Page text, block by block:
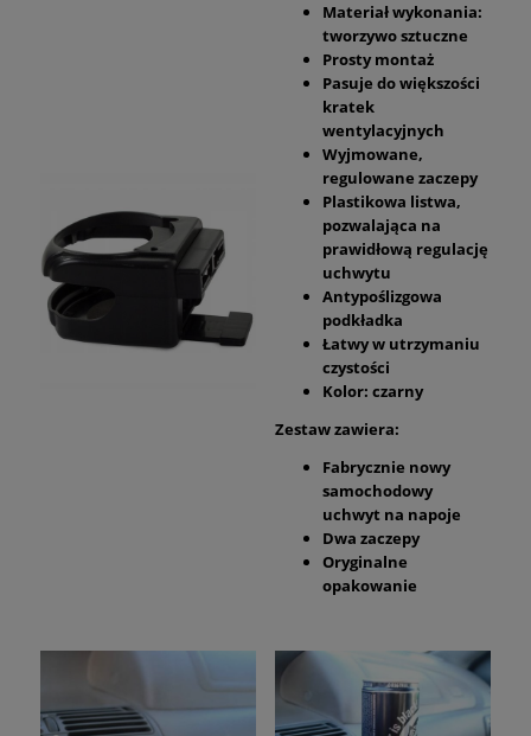
Materiał wykonania:
tworzywo sztuczne
Prosty montaż
Pasuje do większości
kratek
wentylacyjnych
Wyjmowane,
regulowane zaczepy
Plastikowa listwa,
pozwalająca na
prawidłową regulację
uchwytu
Antypoślizgowa
podkładka
Łatwy w utrzymaniu
czystości
Kolor: czarny
Zestaw zawiera:
Fabrycznie nowy
samochodowy
uchwyt na napoje
Dwa zaczepy
Oryginalne
opakowanie